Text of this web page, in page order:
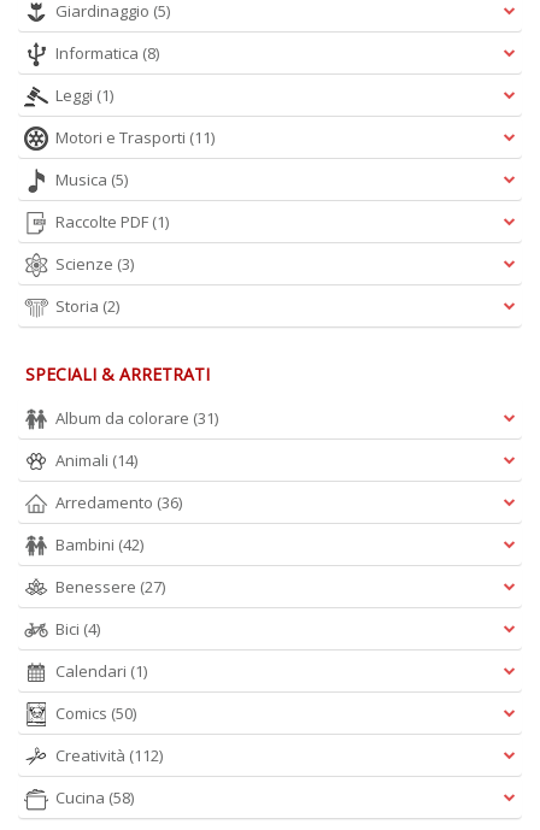
Giardinaggio (5)
Informatica (8)
Leggi (1)
Motori e Trasporti (11)
Musica (5)
Raccolte PDF (1)
Scienze (3)
Storia (2)
SPECIALI & ARRETRATI
Album da colorare (31)
Animali (14)
Arredamento (36)
Bambini (42)
Benessere (27)
Bici (4)
Calendari (1)
Comics (50)
Creatività (112)
Cucina (58)